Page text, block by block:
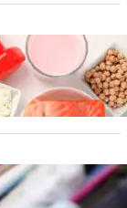
de
a tu dieta este mes
suman a la
mano premium